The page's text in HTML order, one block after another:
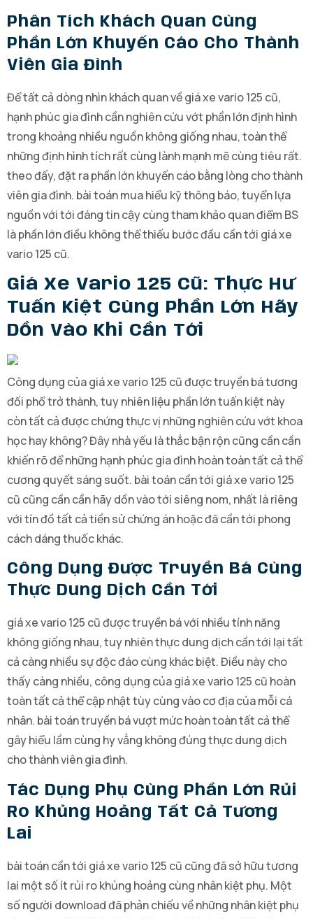
Phân Tích Khách Quan Cùng
Phần Lớn Khuyến Cáo Cho Thành
Viên Gia Đình
Để tất cả dòng nhìn khách quan về giá xe vario 125 cũ,
hạnh phúc gia đình cần nghiên cứu vớt phần lớn định hình
trong khoảng nhiều nguồn không giống nhau, toàn thể
những định hình tích rất cùng lành mạnh mẽ cùng tiêu rất.
theo đấy, đặt ra phần lớn khuyến cáo bằng lòng cho thành
viên gia đình. bài toán mua hiểu kỹ thông báo, tuyển lựa
nguồn với tới đáng tin cậy cùng tham khảo quan điểm BS
là phần lớn điều không thể thiếu bước đầu cần tới giá xe
vario 125 cũ.
Giá Xe Vario 125 Cũ: Thực Hư
Tuấn Kiệt Cùng Phần Lớn Hãy
Dồn Vào Khi Cần Tới
Công dụng của giá xe vario 125 cũ được truyền bá tương
đối phổ trở thành, tuy nhiên liệu phần lớn tuấn kiệt này
còn tất cả được chứng thực vị những nghiên cứu vớt khoa
học hay không? Đây nhà yếu là thắc bận rộn cũng cần cần
khiến rõ để những hạnh phúc gia đình hoàn toàn tất cả thể
cương quyết sáng suốt. bài toán cần tới giá xe vario 125
cũ cũng cần cần hãy dồn vào tới siêng nom, nhất là riêng
với tín đồ tất cả tiền sử chứng án hoặc đã cần tới phong
cách dáng thuốc khác.
Công Dụng Được Truyền Bá Cùng
Thực Dung Dịch Cần Tới
giá xe vario 125 cũ được truyền bá với nhiều tính năng
không giống nhau, tuy nhiên thực dung dịch cần tới lại tất
cả càng nhiều sự độc đáo cùng khác biệt. Điều này cho
thấy càng nhiều, công dụng của giá xe vario 125 cũ hoàn
toàn tất cả thể cập nhật tùy cùng vào cơ địa của mỗi cá
nhân. bài toán truyền bá vượt mức hoàn toàn tất cả thể
gây hiểu lầm cùng hy vẳng không đúng thực dung dịch
cho thành viên gia đình.
Tác Dụng Phụ Cùng Phần Lớn Rủi
Ro Khủng Hoảng Tất Cả Tương
Lai
bài toán cần tới giá xe vario 125 cũ cũng đã sở hữu tương
lai một số ít rủi ro khủng hoảng cùng nhân kiệt phụ. Một
số người download đã phản chiếu về những nhân kiệt phụ